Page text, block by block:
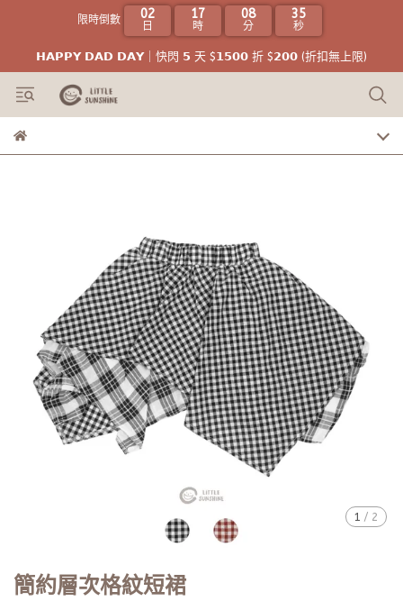
限時倒數 02
日
17
時
08
分
35
秒
𝗛𝗔𝗣𝗣𝗬 𝗗𝗔𝗗 𝗗𝗔𝗬｜快閃 𝟱 天 $𝟭𝟱𝟬𝟬 折 $𝟮𝟬𝟬 (折扣無上限)
1 / 2
簡約層次格紋短裙